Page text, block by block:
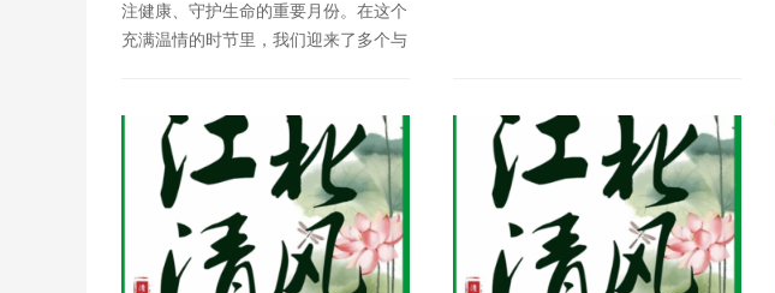
注健康、守护生命的重要月份。在这个
充满温情的时节里，我们迎来了多个与